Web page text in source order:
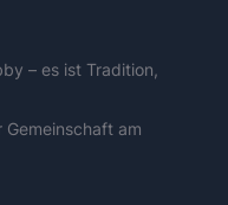
– es ist Tradition,
am